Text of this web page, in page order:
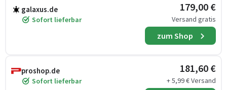
galaxus.de
Sofort lieferbar
179,00 €
Versand gratis
zum Shop
proshop.de
Sofort lieferbar
181,60 €
+ 5,99 € Versand